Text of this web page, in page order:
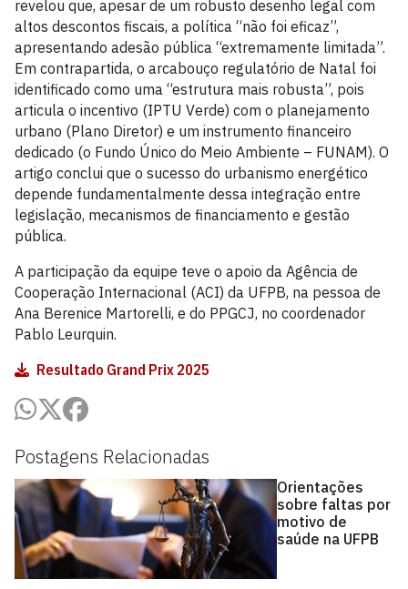
Postagens Relacionadas
Orientações
sobre faltas por
motivo de
saúde na UFPB
revelou que, apesar de um robusto desenho legal com
altos descontos fiscais, a política “não foi eficaz”,
apresentando adesão pública “extremamente limitada”.
Em contrapartida, o arcabouço regulatório de Natal foi
identificado como uma “estrutura mais robusta”, pois
articula o incentivo (IPTU Verde) com o planejamento
urbano (Plano Diretor) e um instrumento financeiro
dedicado (o Fundo Único do Meio Ambiente – FUNAM). O
artigo conclui que o sucesso do urbanismo energético
depende fundamentalmente dessa integração entre
legislação, mecanismos de financiamento e gestão
pública.
A participação da equipe teve o apoio da Agência de
Cooperação Internacional (ACI) da UFPB, na pessoa de
Ana Berenice Martorelli, e do PPGCJ, no coordenador
Pablo Leurquin.
Resultado Grand Prix 2025